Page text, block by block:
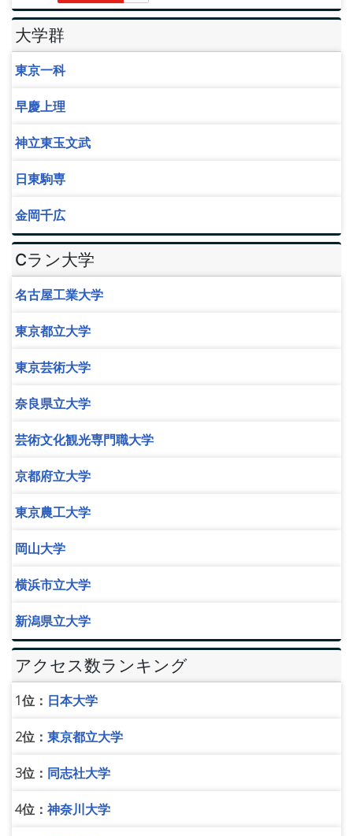
大学群
東京一科
早慶上理
神立東玉文武
日東駒専
金岡千広
Cラン大学
名古屋工業大学
東京都立大学
東京芸術大学
奈良県立大学
芸術文化観光専門職大学
京都府立大学
東京農工大学
岡山大学
横浜市立大学
新潟県立大学
アクセス数ランキング
1位： 日本大学
2位： 東京都立大学
3位： 同志社大学
4位： 神奈川大学